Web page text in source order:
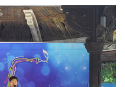
lượt cất lên qua phần biểu
các nghệ sĩ Bình Minh Jazz
giàu cảm xúc ngay giữa